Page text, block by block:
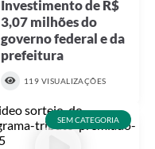
Investimento de R$
3,07 milhões do
governo federal e da
prefeitura
119 VISUALIZAÇÕES
SEM CATEGORIA